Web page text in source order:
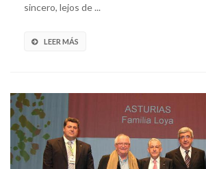
sincero, lejos de ...
LEER MÁS